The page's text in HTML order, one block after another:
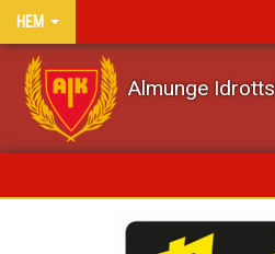
HEM
Almunge